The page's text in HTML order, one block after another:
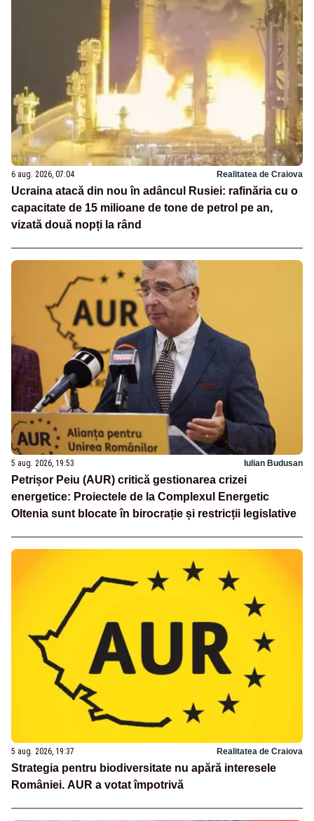
6 aug. 2026, 07:04 Realitatea de Craiova
Ucraina atacă din nou în adâncul Rusiei: rafinăria cu o
capacitate de 15 milioane de tone de petrol pe an,
vizată două nopți la rând
5 aug. 2026, 19:53 Iulian Budusan
Petrișor Peiu (AUR) critică gestionarea crizei
energetice: Proiectele de la Complexul Energetic
Oltenia sunt blocate în birocrație și restricții legislative
5 aug. 2026, 19:37 Realitatea de Craiova
Strategia pentru biodiversitate nu apără interesele
României. AUR a votat împotrivă